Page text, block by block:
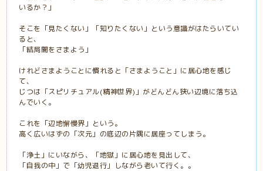
いるか？」
そこを「見たくない」「知りたくない」という意識がはたらいてい
ると、
「結局闇をさまよう」
けれどさまようことに慣れると「さまようこと」に居心地を感じ
て、
じつは「スピリチュアル(精神世界)」がどんどん狭い辺境に落ち込
んでいく。
これを「辺地懈慢界」という。
高く広いはずの「次元」の底辺の片隅に居座ってしまう。
「浄土」にいながら、「地獄」に居心地を見出して、
「自我の中」で「幼児退行」しながら老いて行く。。